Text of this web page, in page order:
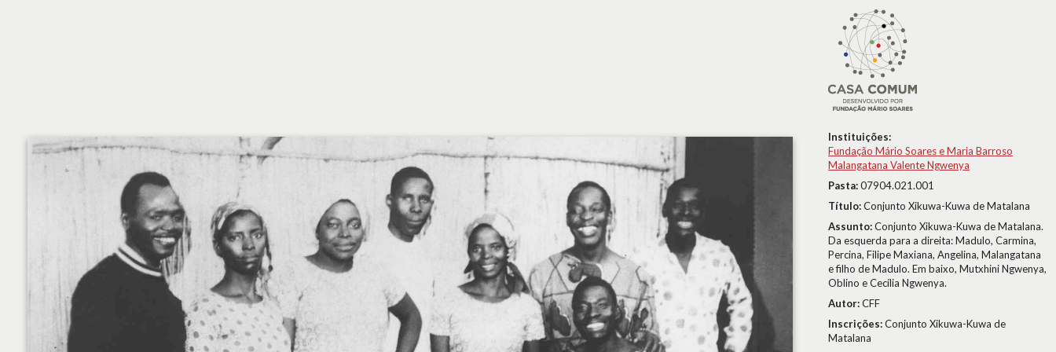
Instituições:
Fundação Mário Soares e Maria Barroso
Malangatana Valente Ngwenya
Pasta:07904.021.001
Título:Conjunto Xikuwa-Kuwa de Matalana
Assunto:Conjunto Xikuwa-Kuwa de Matalana.
Da esquerda para a direita: Madulo, Carmina,
Percina, Filipe Maxiana, Angelina, Malangatana
e filho de Madulo. Em baixo, Mutxhini Ngwenya,
Oblino e Cecília Ngwenya.
Autor:CFF
Inscrições:Conjunto Xikuwa-Kuwa de
Matalana